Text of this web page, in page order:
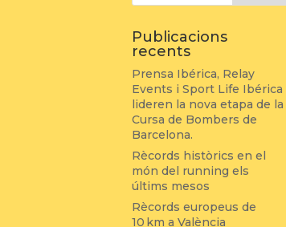
Publicacions
recents
Prensa Ibérica, Relay
Events i Sport Life Ibérica
lideren la nova etapa de la
Cursa de Bombers de
Barcelona.
Rècords històrics en el
món del running els
últims mesos
Rècords europeus de
10 km a València